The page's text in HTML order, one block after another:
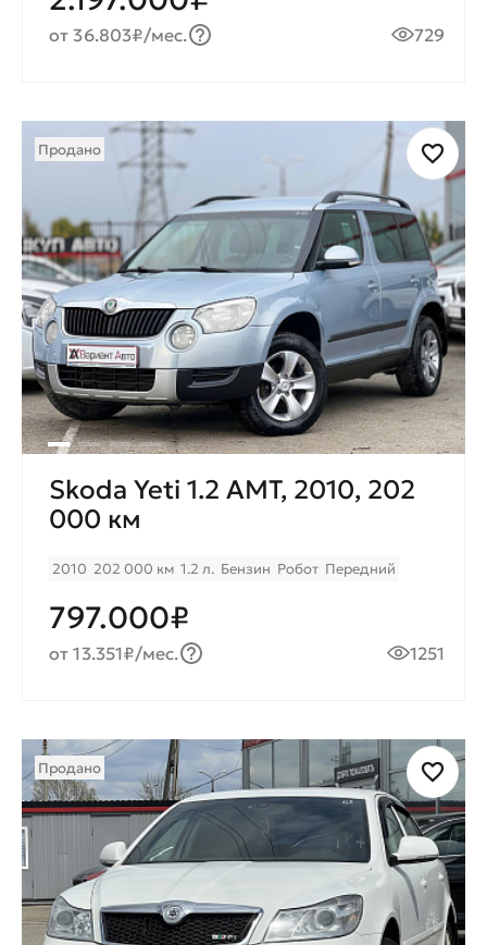
от 36.803₽/мес. 729
Продано
Skoda Yeti 1.2 AMT, 2010, 202
000 км
2010 202 000 км 1.2 л. Бензин Робот Передний
797.000₽
от 13.351₽/мес. 1251
Продано